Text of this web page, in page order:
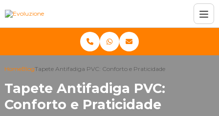
HomeBlogTapete Antifadiga PVC: Conforto e Praticidade
Tapete Antifadiga PVC:
Conforto e Praticidade